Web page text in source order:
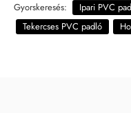
Gyorskeresés: Ipari PVC
Tekercses PVC padló